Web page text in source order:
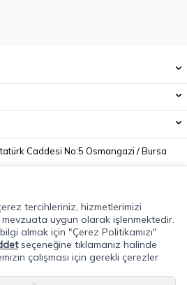
Caddesi No:5 Osmangazi / Bursa
tercihleriniz, hizmetlerimizi
mevzuata uygun olarak işlenmektedir.
almak için "Çerez Politikamızı"
seçeneğine tıklamanız halinde
çalışması için gerekli çerezler